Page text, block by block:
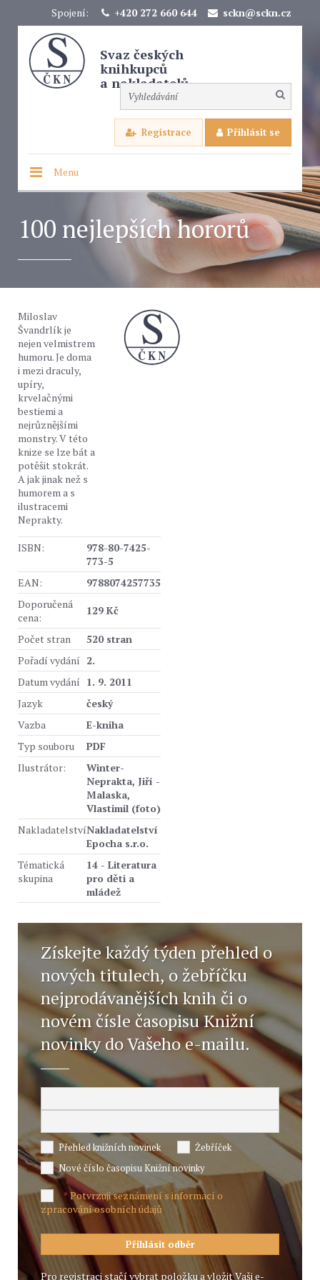
Spojení: +420 272 660 644 sckn@sckn.cz
Svaz českých
knihkupců
a nakladatelů
Registrace Přihlásit se
Menu
100 nejlepších hororů
Miloslav
Švandrlík je
nejen velmistrem
humoru. Je doma
i mezi draculy,
upíry,
krvelačnými
bestiemi a
nejrůznějšími
monstry. V této
knize se lze bát a
potěšit stokrát.
A jak jinak než s
humorem a s
ilustracemi
Neprakty.
ISBN:
978-80-7425-
773-5
EAN:
9788074257735
Doporučená
cena:
129 Kč
Počet stran
520 stran
Pořadí vydání 2.
Datum vydání 1. 9. 2011
Jazyk
český
Vazba
E-kniha
Typ souboru
PDF
Ilustrátor:
Winter-
Neprakta, Jiří -
Malaska,
Vlastimil (foto)
NakladatelstvíNakladatelství
Epocha s.r.o.
Tématická
skupina
14 - Literatura
pro děti a
mládež
Získejte každý týden přehled o
nových titulech, o žebříčku
nejprodávanějších knih či o
novém čísle časopisu Knižní
novinky do Vašeho e-mailu.
Přehled knižních novinek
Žebříček
Nové číslo časopisu Knižní novinky
*Potvrzuji seznámení s informací o
zpracování osobních údajů
Pro registraci stačí vybrat položku a vložit Vaši e-